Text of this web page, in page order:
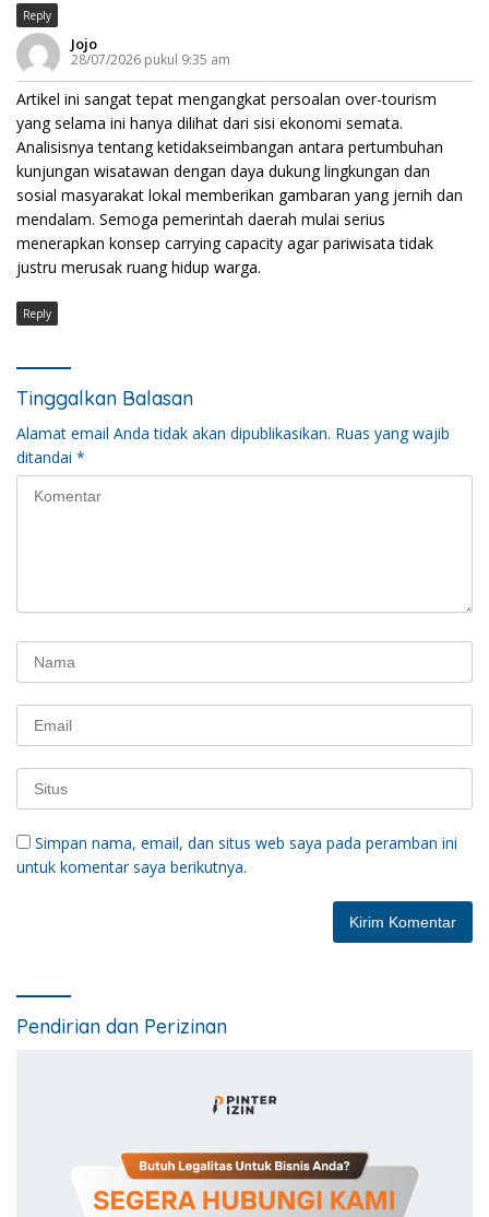
Reply
Jojo
28/07/2026 pukul 9:35 am
Artikel ini sangat tepat mengangkat persoalan over-tourism
yang selama ini hanya dilihat dari sisi ekonomi semata.
Analisisnya tentang ketidakseimbangan antara pertumbuhan
kunjungan wisatawan dengan daya dukung lingkungan dan
sosial masyarakat lokal memberikan gambaran yang jernih dan
mendalam. Semoga pemerintah daerah mulai serius
menerapkan konsep carrying capacity agar pariwisata tidak
justru merusak ruang hidup warga.
Reply
Tinggalkan Balasan
Alamat email Anda tidak akan dipublikasikan. Ruas yang wajib
ditandai *
Simpan nama, email, dan situs web saya pada peramban ini
untuk komentar saya berikutnya.
Pendirian dan Perizinan